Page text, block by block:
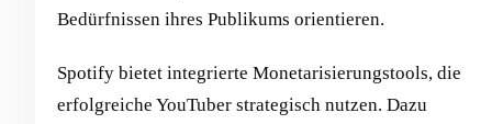
Bedürfnissen ihres Publikums orientieren.
Spotify bietet integrierte Monetarisierungstools, die
erfolgreiche YouTuber strategisch nutzen. Dazu